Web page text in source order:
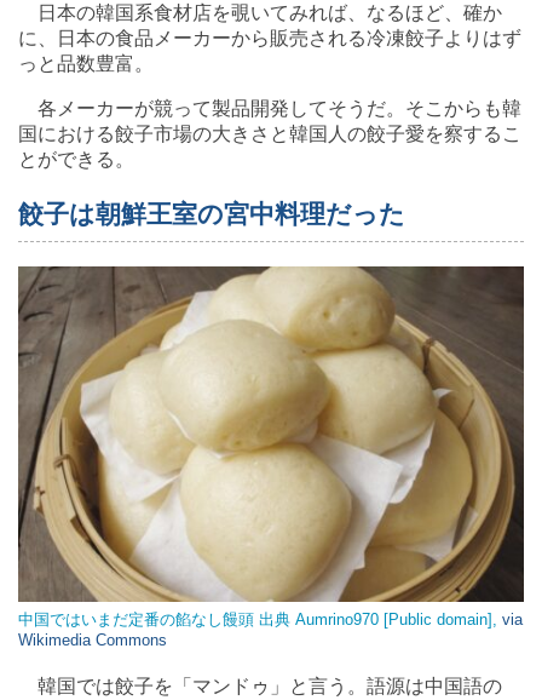
日本の韓国系食材店を覗いてみれば、なるほど、確か
に、日本の食品メーカーから販売される冷凍餃子よりはず
っと品数豊富。
各メーカーが競って製品開発してそうだ。そこからも韓
国における餃子市場の大きさと韓国人の餃子愛を察するこ
とができる。
餃子は朝鮮王室の宮中料理だった
中国ではいまだ定番の餡なし饅頭 出典 Aumrino970 [Public domain], via
Wikimedia Commons
韓国では餃子を「マンドゥ」と言う。語源は中国語の